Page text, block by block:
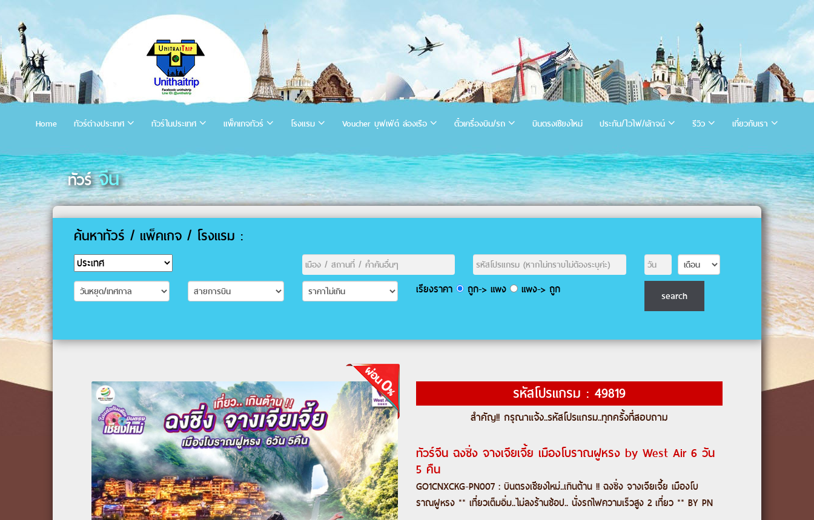
Home ทัวร์ต่างประเทศ ทัวร์ในประเทศ แพ็คเกจทัวร์ โรงแรม Voucher บุฟเฟ่ต์ ล่องเรือ ตั๋วเครื่องบิน/รถ บินตรงเชียงใหม่ ประกัน/ไวไฟ/เล้าจน์ รีวิว เกี่ยวกับเรา
ทัวร์ จีน
ค้นหาทัวร์ / แพ็คเกจ / โรงแรม :
เรียงราคา ถูก-> แพง แพง-> ถูก
รหัสโปรแกรม : 49819
สำคัญ!! กรุณาแจ้ง..รหัสโปรแกรม..ทุกครั้งที่สอบถาม
ทัวร์จีน ฉงชิ่ง จางเจียเจี้ย เมืองโบราณฝูหรง by West Air 6 วัน
5 คืน
GO1CNXCKG-PN007 : บินตรงเชียงใหม่..เกินต้าน !! ฉงชิ่ง จางเจียเจี้ย เมืองโบ
ราณฝูหรง ** เที่ยวเต็มอิ่ม..ไม่ลงร้านช้อป.. นั่งรถไฟความเร็วสูง 2 เที่ยว ** BY PN